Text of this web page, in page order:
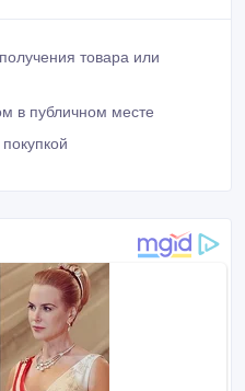
товара или
в публичном месте